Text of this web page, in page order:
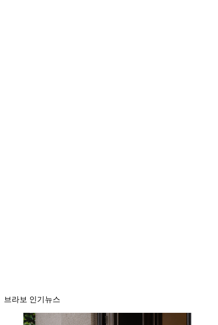
브라보 인기뉴스